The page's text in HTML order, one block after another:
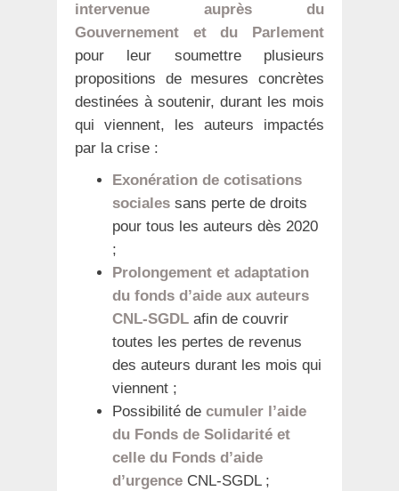
intervenue auprès du
Gouvernement et du Parlement
pour leur soumettre plusieurs
propositions de mesures concrètes
destinées à soutenir, durant les mois
qui viennent, les auteurs impactés
par la crise :
Exonération de cotisations
sociales sans perte de droits
pour tous les auteurs dès 2020
;
Prolongement et adaptation
du fonds d’aide aux auteurs
CNL-SGDL afin de couvrir
toutes les pertes de revenus
des auteurs durant les mois qui
viennent ;
Possibilité de cumuler l’aide
du Fonds de Solidarité et
celle du Fonds d’aide
d’urgence CNL-SGDL ;